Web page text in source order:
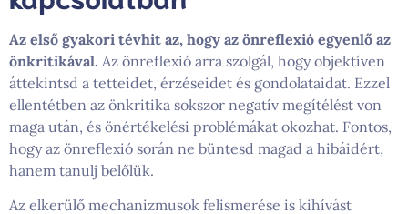
Az első gyakori tévhit az, hogy az önreflexió egyenlő az
önkritikával. Az önreflexió arra szolgál, hogy objektíven
áttekintsd a tetteidet, érzéseidet és gondolataidat. Ezzel
ellentétben az önkritika sokszor negatív megítélést von
maga után, és önértékelési problémákat okozhat. Fontos,
hogy az önreflexió során ne büntesd magad a hibáidért,
hanem tanulj belőlük.
Az elkerülő mechanizmusok felismerése is kihívást